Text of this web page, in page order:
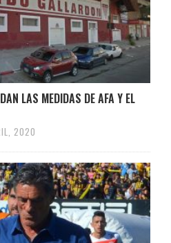
LAS MEDIDAS DE AFA Y EL
2020